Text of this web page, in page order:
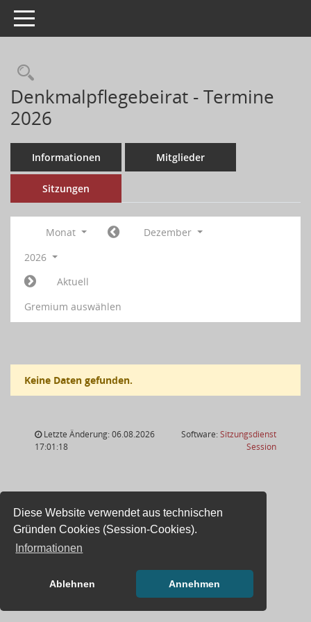
Diese Website verwendet aus technischen
Gründen Cookies (Session-Cookies).
Informationen
Ablehnen Annehmen
Toggle navigation
Denkmalpflegebeirat - Termine
2026
Informationen Mitglieder
Sitzungen
Monat
Dezember
2026
Aktuell
Gremium auswählen
Keine Daten gefunden.
Letzte Änderung: 06.08.2026
17:01:18
Software:Sitzungsdienst
Session(Wird in